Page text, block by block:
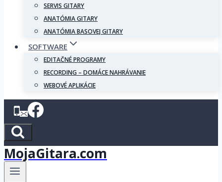
SERVIS GITARY
ANATÓMIA GITARY
ANATÓMIA BASOVEJ GITARY
SOFTWARE
EDITAČNÉ PROGRAMY
RECORDING – DOMÁCE NAHRÁVANIE
WEBOVÉ APLIKÁCIE
MojaGitara.com